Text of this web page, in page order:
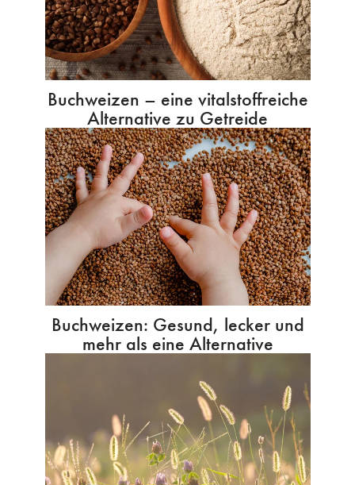
Buchweizen – eine vitalstoffreiche
Alternative zu Getreide
Buchweizen: Gesund, lecker und
mehr als eine Alternative